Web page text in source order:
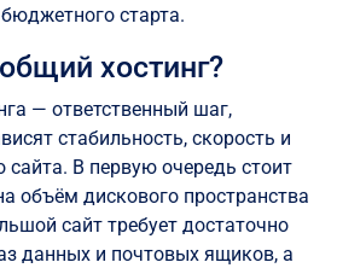
старта.
хостинг?
— ответственный шаг,
стабильность, скорость и
сайта. В первую очередь стоит
объём дискового пространства
сайт требует достаточно
данных и почтовых ящиков, а